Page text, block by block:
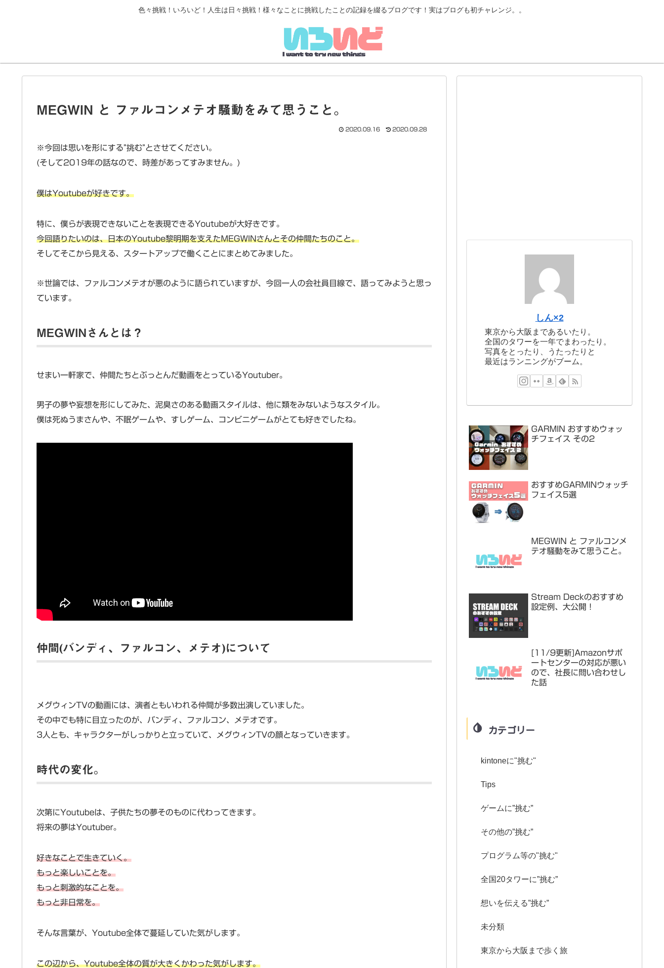
色々挑戦！いろいど！人生は日々挑戦！様々なことに挑戦したことの記録を綴るブログです！実はブログも初チャレンジ。。
MEGWIN と ファルコンメテオ騒動をみて思うこと。
2020.09.16 2020.09.28
※今回は思いを形にする”挑む”とさせてください。
(そして2019年の話なので、時差があってすみません。)
僕はYoutubeが好きです。
特に、僕らが表現できないことを表現できるYoutubeが大好きです。
今回語りたいのは、日本のYoutube黎明期を支えたMEGWINさんとその仲間たちのこと。
そしてそこから見える、スタートアップで働くことにまとめてみました。
※世論では、ファルコンメテオが悪のように語られていますが、今回一人の会社員目線で、語ってみようと思っ
ています。
MEGWINさんとは？
せまい一軒家で、仲間たちとぶっとんだ動画をとっているYoutuber。
男子の夢や妄想を形にしてみた、泥臭さのある動画スタイルは、他に類をみないようなスタイル。
僕は死ぬうまさんや、不眠ゲームや、すしゲーム、コンビニゲームがとても好きでしたね。
仲間(バンディ、ファルコン、メテオ)について
メグウィンTVの動画には、演者ともいわれる仲間が多数出演していました。
その中でも特に目立ったのが、バンディ、ファルコン、メテオです。
3人とも、キャラクターがしっかりと立っていて、メグウィンTVの顔となっていきます。
時代の変化。
次第にYoutubeは、子供たちの夢そのものに代わってきます。
将来の夢はYoutuber。
好きなことで生きていく。
もっと楽しいことを。
もっと刺激的なことを。
もっと非日常を。
そんな言葉が、Youtube全体で蔓延していた気がします。
この辺から、Youtube全体の質が大きくかわった気がします。
しん×2
東京から大阪まであるいたり。
全国のタワーを一年でまわったり。
写真をとったり、うたったりと
最近はランニングがブーム。
GARMIN おすすめウォッ
チフェイス その2
おすすめGARMINウォッチ
フェイス5選
MEGWIN と ファルコンメ
テオ騒動をみて思うこと。
Stream Deckのおすすめ
設定例、大公開！
[11/9更新]Amazonサポ
ートセンターの対応が悪い
ので、社長に問い合わせし
た話
カテゴリー
kintoneに"挑む"
Tips
ゲームに”挑む”
その他の”挑む”
プログラム等の"挑む"
全国20タワーに”挑む”
想いを伝える”挑む”
未分類
東京から大阪まで歩く旅